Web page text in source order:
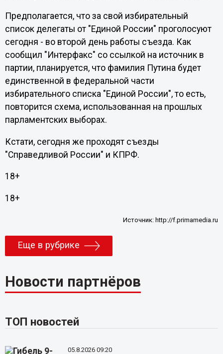
Предполагается, что за свой избирательный
список делегаты от "Единой России" проголосуют
сегодня - во второй день работы съезда. Как
сообщил "Интерфакс" со ссылкой на источник в
партии, планируется, что фамилия Путина будет
единственной в федеральной части
избирательного списка "Единой России", то есть,
повторится схема, использованная на прошлых
парламентских выборах.
Кстати, сегодня же проходят съезды
"Справедливой России" и КПРФ.
18+
18+
Источник:http://f.primamedia.ru
Еще в рубрике
Новости партнёров
ТОП новостей
05.8.2026 09:20